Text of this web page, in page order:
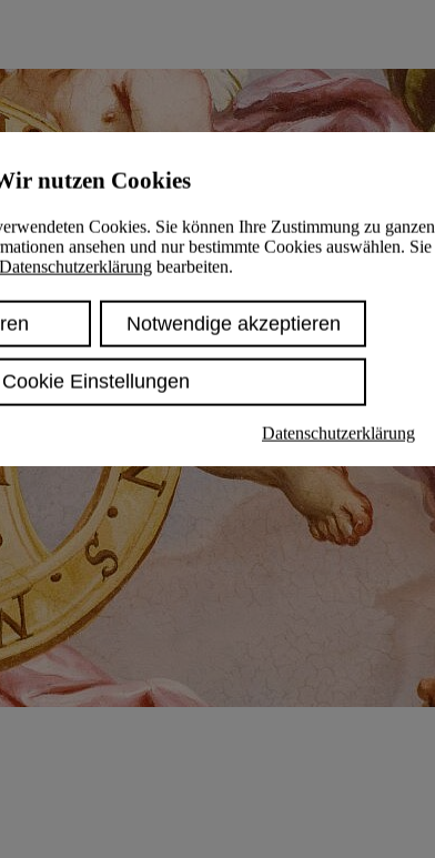
nutzen Cookies
Cookies. Sie können Ihre Zustimmung zu ganzen
ansehen und nur bestimmte Cookies auswählen. Sie
Datenschutzerklärung bearbeiten.
Notwendige akzeptieren
Cookie Einstellungen
Datenschutzerklärung